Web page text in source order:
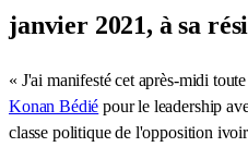
janvier 2021, à sa
« J'ai manifesté cet après-midi
Konan Bédié pour le leadership
classe politique de l'opposition